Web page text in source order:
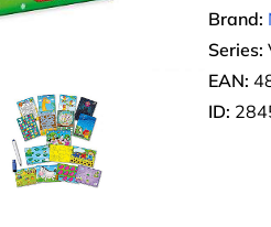
Brand:
Series:
EAN:
ID: